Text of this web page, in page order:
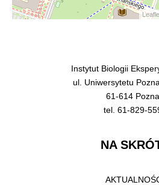
Instytut Biologii
ul. Uniwersytetu
61-614
tel. 61-829-
NA